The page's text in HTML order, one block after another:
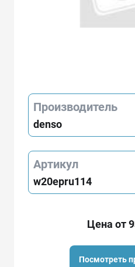
Производитель
denso
Артикул
w20epru114
Цена от
Посмотреть